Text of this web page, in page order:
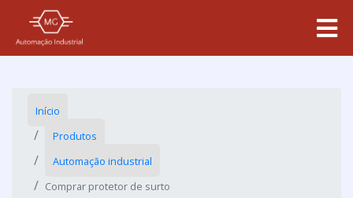
Início
Produtos
Automação industrial
Comprar protetor de surto